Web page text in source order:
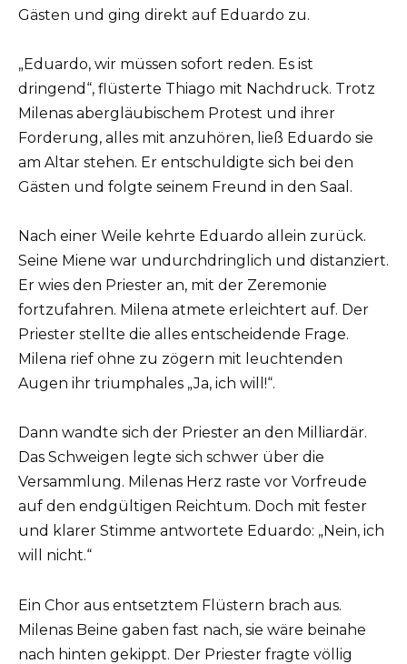
Gästen und ging direkt auf Eduardo zu.
„Eduardo, wir müssen sofort reden. Es ist
dringend“, flüsterte Thiago mit Nachdruck. Trotz
Milenas abergläubischem Protest und ihrer
Forderung, alles mit anzuhören, ließ Eduardo sie
am Altar stehen. Er entschuldigte sich bei den
Gästen und folgte seinem Freund in den Saal.
Nach einer Weile kehrte Eduardo allein zurück.
Seine Miene war undurchdringlich und distanziert.
Er wies den Priester an, mit der Zeremonie
fortzufahren. Milena atmete erleichtert auf. Der
Priester stellte die alles entscheidende Frage.
Milena rief ohne zu zögern mit leuchtenden
Augen ihr triumphales „Ja, ich will!“.
Dann wandte sich der Priester an den Milliardär.
Das Schweigen legte sich schwer über die
Versammlung. Milenas Herz raste vor Vorfreude
auf den endgültigen Reichtum. Doch mit fester
und klarer Stimme antwortete Eduardo: „Nein, ich
will nicht.“
Ein Chor aus entsetztem Flüstern brach aus.
Milenas Beine gaben fast nach, sie wäre beinahe
nach hinten gekippt. Der Priester fragte völlig